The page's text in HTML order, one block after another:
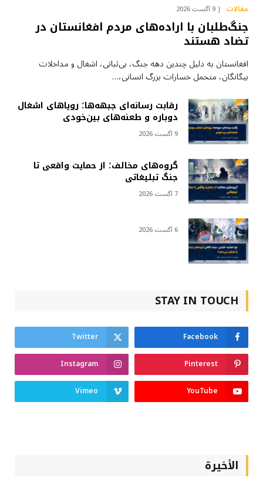
مقالات 9 آگست 2026
جنگ‌طلبان با اراده‌های مردم افغانستان در
تضاد هستند
افغانستان به دلیل چندین دهه جنگ، بی‌ثباتی، اشغال و مداخلات
بیگانگان، متحمل خسارات بزرگ انسانی،…
رقابت رسانه‌ای جبهه‌ها؛ رویاهای اشغال
دوباره و طعنه‌های بین‌خودی
9 آگست 2026
گروه‌های مخالف؛ از حمایت واقعی تا
جنگ تبلیغاتی
7 آگست 2026
6 آگست 2026
STAY IN TOUCH
Facebook
Twitter
Pinterest
Instagram
YouTube
Vimeo
الأخيرة